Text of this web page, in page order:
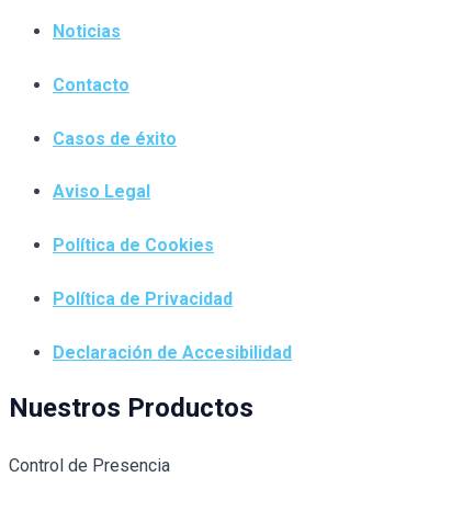
Noticias
Contacto
Casos de éxito
Aviso Legal
Política de Cookies
Política de Privacidad
Declaración de Accesibilidad
Nuestros Productos
Control de Presencia